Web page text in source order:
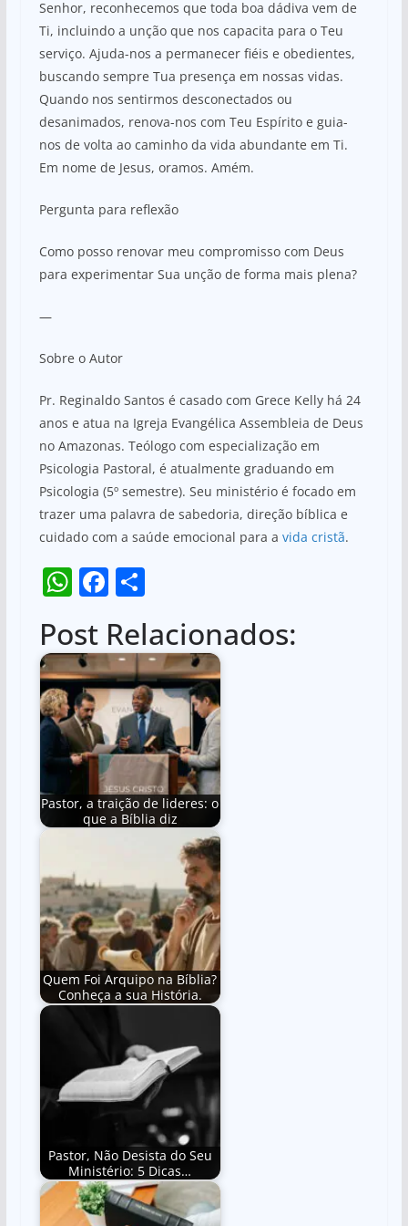
Senhor, reconhecemos que toda boa dádiva vem de
Ti, incluindo a unção que nos capacita para o Teu
serviço. Ajuda-nos a permanecer fiéis e obedientes,
buscando sempre Tua presença em nossas vidas.
Quando nos sentirmos desconectados ou
desanimados, renova-nos com Teu Espírito e guia-
nos de volta ao caminho da vida abundante em Ti.
Em nome de Jesus, oramos. Amém.
Pergunta para reflexão
Como posso renovar meu compromisso com Deus
para experimentar Sua unção de forma mais plena?
—
Sobre o Autor
Pr. Reginaldo Santos é casado com Grece Kelly há 24
anos e atua na Igreja Evangélica Assembleia de Deus
no Amazonas. Teólogo com especialização em
Psicologia Pastoral, é atualmente graduando em
Psicologia (5º semestre). Seu ministério é focado em
trazer uma palavra de sabedoria, direção bíblica e
cuidado com a saúde emocional para a vida cristã.
W
at
s
A
p
p
F
c
e
b
o
o
k
S
ar
e
Post Relacionados:
Pastor, a traição de lideres: o
que a Bíblia diz
Quem Foi Arquipo na Bíblia?
Conheça a sua História.
Pastor, Não Desista do Seu
Ministério: 5 Dicas…